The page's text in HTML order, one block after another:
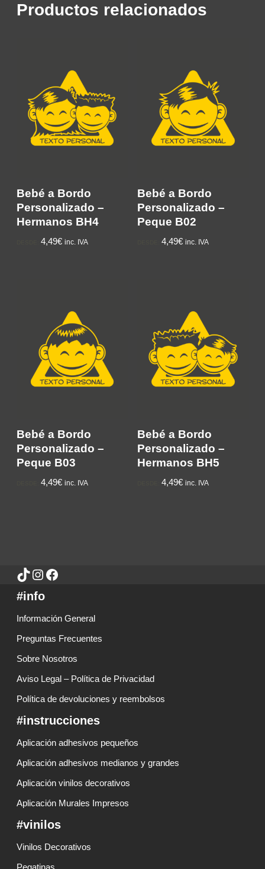
Productos relacionados
Bebé a Bordo
Personalizado –
Hermanos BH4
4,49€ inc. IVA
Bebé a Bordo
Personalizado –
Peque B02
4,49€ inc. IVA
Bebé a Bordo
Personalizado –
Peque B03
4,49€ inc. IVA
Bebé a Bordo
Personalizado –
Hermanos BH5
4,49€ inc. IVA
#info
Información General
Preguntas Frecuentes
Sobre Nosotros
Aviso Legal – Política de Privacidad
Política de devoluciones y reembolsos
#instrucciones
Aplicación adhesivos pequeños
Aplicación adhesivos medianos y grandes
Aplicación vinilos decorativos
Aplicación Murales Impresos
#vinilos
Vinilos Decorativos
Pegatinas